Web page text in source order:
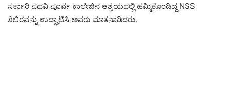
ಸರ್ಕಾರಿ ಪದವಿ ಪೂರ್ವ ಕಾಲೇಜಿನ ಆಶ್ರಯದಲ್ಲಿ ಹಮ್ಮಿಕೊಂಡಿದ್ದ NSS
ಶಿಬಿರವನ್ನು ಉದ್ಘಾಟಿಸಿ ಅವರು ಮಾತನಾಡಿದರು.